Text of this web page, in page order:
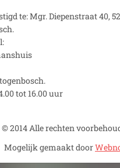
te: Mgr. Diepenstraat 40,
tot 16.00 uur
© 2014 Alle rechten
Mogelijk gemaakt door